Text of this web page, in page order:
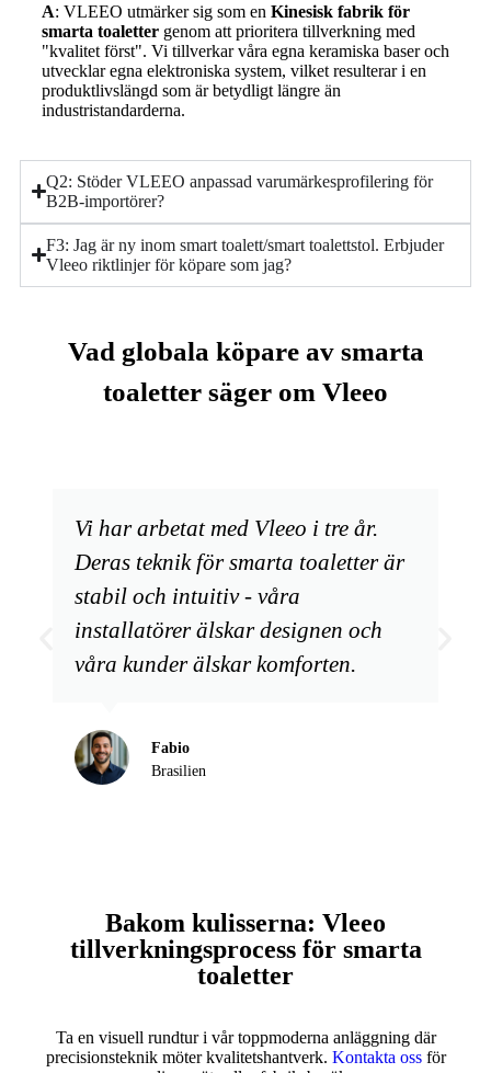
A: VLEEO utmärker sig som en Kinesisk fabrik för
smarta toaletter genom att prioritera tillverkning med
"kvalitet först". Vi tillverkar våra egna keramiska baser och
utvecklar egna elektroniska system, vilket resulterar i en
produktlivslängd som är betydligt längre än
industristandarderna.
Q2: Stöder VLEEO anpassad varumärkesprofilering för
B2B-importörer?
F3: Jag är ny inom smart toalett/smart toalettstol. Erbjuder
Vleeo riktlinjer för köpare som jag?
Vad globala köpare av smarta
toaletter säger om Vleeo
Vi har arbetat med Vleeo i tre år.
Deras teknik för smarta toaletter är
stabil och intuitiv - våra
installatörer älskar designen och
våra kunder älskar komforten.
Fabio
Brasilien
Bakom kulisserna: Vleeo
tillverkningsprocess för smarta
toaletter
Ta en visuell rundtur i vår toppmoderna anläggning där
precisionsteknik möter kvalitetshantverk. Kontakta ossför